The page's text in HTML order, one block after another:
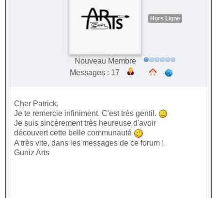
Hors Ligne
Nouveau Membre
Messages : 17
Cher Patrick,
Je te remercie infiniment. C'est très gentil.
Je suis sincèrement très heureuse d'avoir
découvert cette belle communauté
A très vite, dans les messages de ce forum !
Guniz Arts